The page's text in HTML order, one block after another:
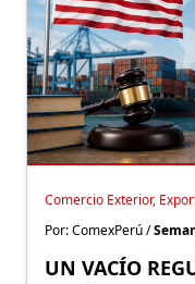
Comercio Exterior,
Por: ComexPerú /
UN VACÍO